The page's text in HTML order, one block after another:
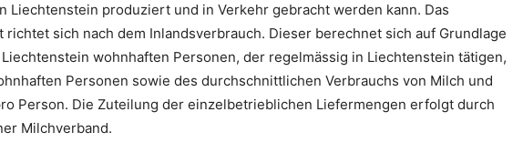
Liechtenstein produziert und in Verkehr gebracht werden kann. Das
richtet sich nach dem Inlandsverbrauch. Dieser berechnet sich auf Grundlage
wohnhaften Personen, der regelmässig in Liechtenstein tätigen,
Personen sowie des durchschnittlichen Verbrauchs von Milch und
Person. Die Zuteilung der einzelbetrieblichen Liefermengen erfolgt durch
Milchverband.